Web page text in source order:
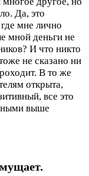
Да, это
мне лично
мной деньги не
И что никто
не сказано ни
В то же
открыта,
все это
выше